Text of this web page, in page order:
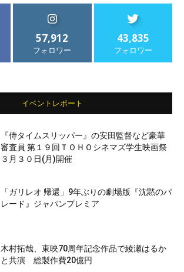
57,912
フォロワー
43,835
フォロワー
イベントレポート
『侍タイムスリッパー』の安田監督など豪華
審査員 第１９回ＴＯＨＯシネマズ学生映画祭
３月３０日(月)開催
「ガリレオ 帰還」9年ぶりの劇場版『沈黙のパ
レード』ジャパンプレミア
木村拓哉、東映70周年記念作品で綾瀬はるか
と共演 総製作費20億円